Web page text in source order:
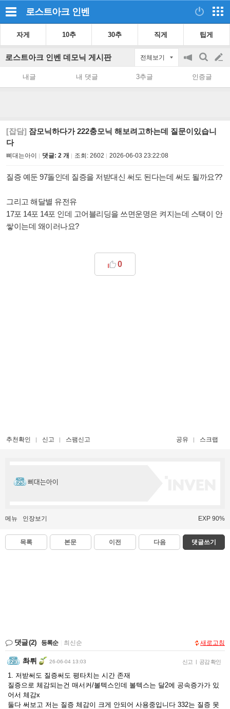
로스트아크 인벤
자게 10추 30추 직게 팁게
로스트아크 인벤 데모닉 게시판 전체보기
공
on/off
검
색
글
쓰
내글 내 댓글 3추글 인증글
[잡담] 잠모닉하다가 222충모닉 해보려고하는데 질문이있습니
다
삐대는아이 댓글: 2 개 조회: 2602 2026-06-03 23:22:08
질증 예둔 97돌인데 질증을 저받대신 써도 된다는데 써도 될까요??
그리고 해달별 유전유
17포 14포 14포 인데 고어블리딩을 쓰면운명은 켜지는데 스택이 안
쌓이는데 왜이러나요?
0
추천확인 신고 스팸신고 공유 스크랩
삐대는아이
메뉴 인장보기 EXP 90%
목록 본문 이전 다음 댓글쓰기
댓글(2) 등록순 최신순 새로고침
촤뤼 26-06-04 13:03 신고 | 공감 확인
1. 저받써도 질증써도 평타치는 시간 존재
질증으로 체감되는건 매서커/볼텍스인데 볼텍스는 달2에 공속증가가 있
어서 체감x
둘다 써보고 저는 질증 체감이 크게 안되어 사용중입니다 332는 질증 못